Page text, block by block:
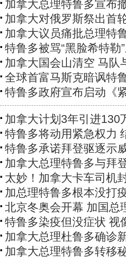
加拿大总理特鲁多宣布
加拿大对俄罗斯祭出首
加拿大议员痛批总理特
特鲁多被骂“黑脸希特勒
加拿大国会山清空 马队
全球首富马斯克暗讽特
特鲁多政府宣布启动《
加拿大计划3年引进130
特鲁多将动用紧急权力
特鲁多承诺拜登驱逐示
加拿大总理特鲁多与拜
太妙！加拿大卡车司机
加总理特鲁多根本没打
北京冬奥会开幕 加国总
特鲁多染疫但没症状 视
加拿大总理杜鲁多确诊
加拿大总理特鲁多转移